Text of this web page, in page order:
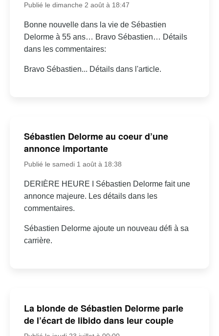
Publié le dimanche 2 août à 18:47
Bonne nouvelle dans la vie de Sébastien
Delorme à 55 ans… Bravo Sébastien… Détails
dans les commentaires:
Bravo Sébastien... Détails dans l'article.
Sébastien Delorme au coeur d’une
annonce importante
Publié le samedi 1 août à 18:38
DERIÈRE HEURE I Sébastien Delorme fait une
annonce majeure. Les détails dans les
commentaires.
Sébastien Delorme ajoute un nouveau défi à sa
carrière.
La blonde de Sébastien Delorme parle
de l’écart de libido dans leur couple